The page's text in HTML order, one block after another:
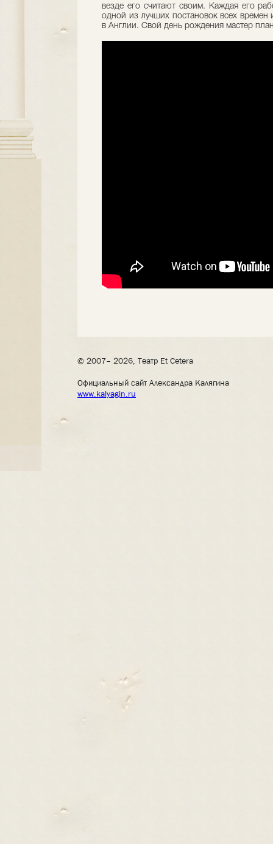
везде его считают своим. Каждая его
одной из лучших постановок всех
в Англии. Свой день рождения мастер
© 2007– 2026, Театр Et Cetera
Официальный сайт Александра Калягина
www.kalyagin.ru